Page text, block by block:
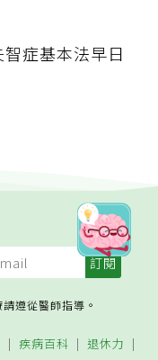
症基本法早日
遵從醫師指導。
疾病百科 退休力